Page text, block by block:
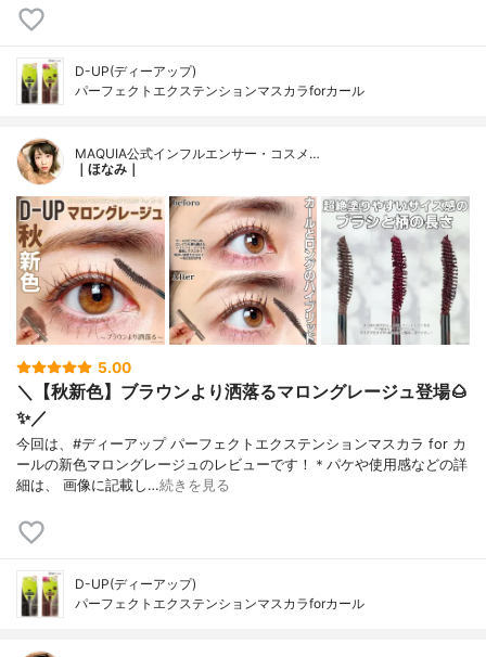
D-UP(ディーアップ)
パーフェクトエクステンションマスカラforカール
MAQUIA公式インフルエンサー・コスメ…
｜ほなみ｜
5.00
＼【秋新色】ブラウンより洒落るマロングレージュ登場🌰
✨／
今回は、#ディーアップ パーフェクトエクステンションマスカラ for カ
ールの新色マロングレージュのレビューです！＊パケや使用感などの詳
細は、 画像に記載し…続きを見る
D-UP(ディーアップ)
パーフェクトエクステンションマスカラforカール